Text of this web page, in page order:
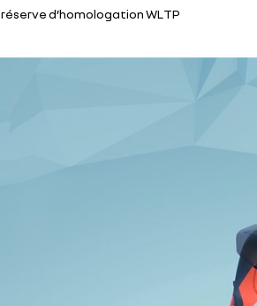
réserve d’homologation WLTP